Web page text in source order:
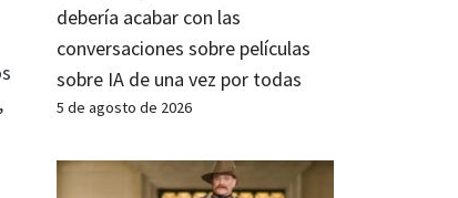
debería acabar con las
conversaciones sobre películas
sobre IA de una vez por todas
5 de agosto de 2026